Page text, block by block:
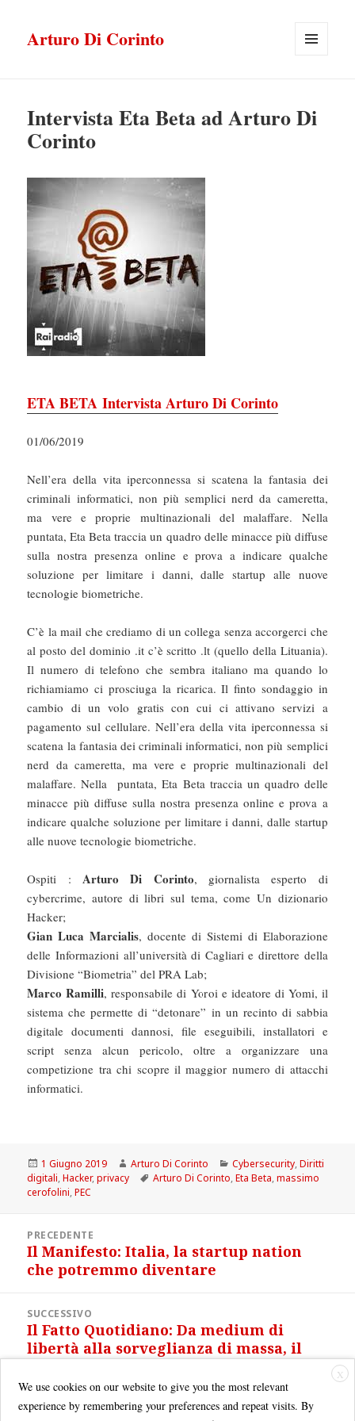
Arturo Di Corinto
Intervista Eta Beta ad Arturo Di
Corinto
ETA BETA Intervista Arturo Di Corinto
01/06/2019
Nell’era della vita iperconnessa si scatena la fantasia dei
criminali informatici, non più semplici nerd da cameretta,
ma vere e proprie multinazionali del malaffare. Nella
puntata, Eta Beta traccia un quadro delle minacce più diffuse
sulla nostra presenza online e prova a indicare qualche
soluzione per limitare i danni, dalle startup alle nuove
tecnologie biometriche.
C’è la mail che crediamo di un collega senza accorgerci che
al posto del dominio .it c’è scritto .lt (quello della Lituania).
Il numero di telefono che sembra italiano ma quando lo
richiamiamo ci prosciuga la ricarica. Il finto sondaggio in
cambio di un volo gratis con cui ci attivano servizi a
pagamento sul cellulare. Nell’era della vita iperconnessa si
scatena la fantasia dei criminali informatici, non più semplici
nerd da cameretta, ma vere e proprie multinazionali del
malaffare. Nella puntata, Eta Beta traccia un quadro delle
minacce più diffuse sulla nostra presenza online e prova a
indicare qualche soluzione per limitare i danni, dalle startup
alle nuove tecnologie biometriche.
Ospiti : Arturo Di Corinto, giornalista esperto di
cybercrime, autore di libri sul tema, come Un dizionario
Hacker;
Gian Luca Marcialis, docente di Sistemi di Elaborazione
delle Informazioni all’università di Cagliari e direttore della
Divisione “Biometria” del PRA Lab;
Marco Ramilli, responsabile di Yoroi e ideatore di Yomi, il
sistema che permette di “detonare” in un recinto di sabbia
digitale documenti dannosi, file eseguibili, installatori e
script senza alcun pericolo, oltre a organizzare una
competizione tra chi scopre il maggior numero di attacchi
informatici.
Scritto
il
1 Giugno 2019 Autore
Arturo Di Corinto Categorie
Cybersecurity,Diritti
digitali,Hacker,privacy Tag
Arturo Di Corinto,Eta Beta,massimo
cerofolini,PEC
articoliPRECEDENTE
Articolo
precedente:
Il Manifesto: Italia, la startup nation
che potremmo diventare
SUCCESSIVO
Articolo
successivo:
Il Fatto Quotidiano: Da medium di
libertà alla sorveglianza di massa, il
X
We use cookies on our website to give you the most relevant
experience by remembering your preferences and repeat visits. By